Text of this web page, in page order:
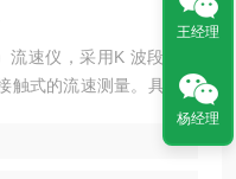
速仪，采用K 波段雷达
触式的流速测量。具有体
用简便的特点。使用中不
100米的测量范围内进行
王经理
杨经理